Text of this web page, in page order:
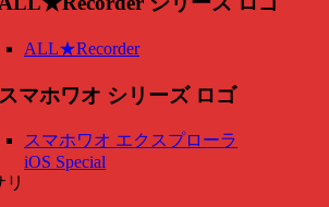
ALL★Recorder
スマホワオ エクスプローラ
iOS Special
リ